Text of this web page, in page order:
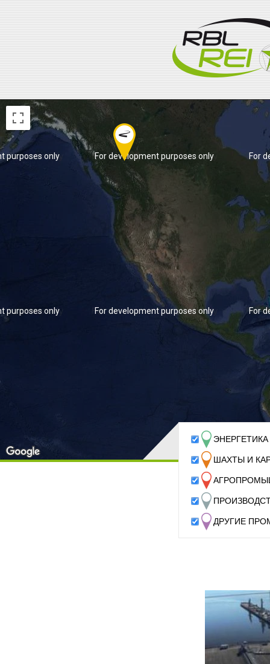
For
For
For
For development purposes only
For development purposes only
For development purposes only
purposes only
purposes only
purposes only
ЭНЕРГЕТИКА
ШАХТЫ И
ДРУГИЕ